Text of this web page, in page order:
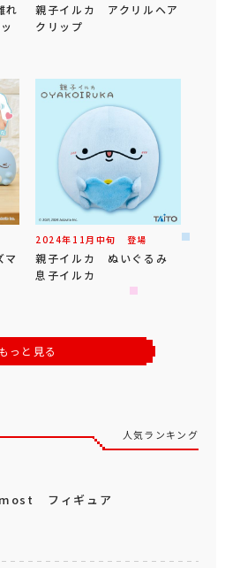
れ
親子イルカ アクリルヘア
クリップ
2024年 11 月 中旬 登場
親子イルカ ぬいぐるみ
息子イルカ
もっと見る
人気ランキング
フィギュア